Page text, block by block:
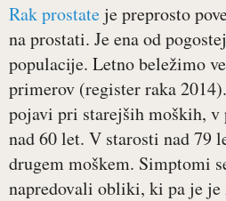
Rak prostateje preprosto
na prostati. Je ena od
populacije. Letno beležimo
primerov (register raka
pojavi pri starejših moških,
nad 60 let. V starosti nad 79
drugem moškem. Simptomi
napredovali obliki, ki pa je je